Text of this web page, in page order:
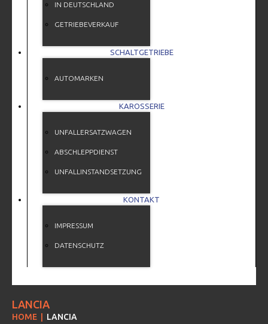
IN DEUTSCHLAND
GETRIEBEVERKAUF
SCHALTGETRIEBE
AUTOMARKEN
KAROSSERIE
UNFALLERSATZWAGEN
ABSCHLEPPDIENST
UNFALLINSTANDSETZUNG
KONTAKT
IMPRESSUM
DATENSCHUTZ
LANCIA
HOME LANCIA